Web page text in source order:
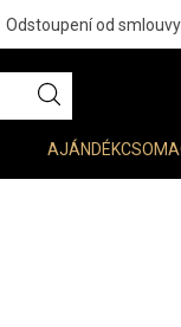
Odstoupení od smlouvy